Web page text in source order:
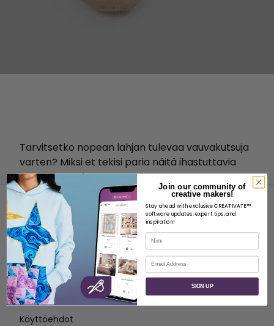
Tarvitsetko nopean lahjan tulevaa vauvakutsuja
varten? Miksi et tekisi paria näitä ihastuttavia
vauvan tossuja!
MEISTÄ
Tietoja SVP Worldwide -yrityksestä
Ota yhteyttä
Käyttöehdot
Join our community of
creative makers!
Stay ahead with exclusive CREATIVATE™
software updates, expert tips, and
inspiration!
Nimi
Sähköposti
SIGN UP